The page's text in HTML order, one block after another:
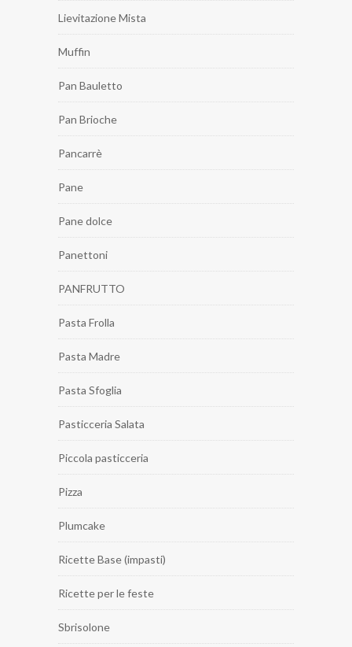
Lievitazione Mista
Muffin
Pan Bauletto
Pan Brioche
Pancarrè
Pane
Pane dolce
Panettoni
PANFRUTTO
Pasta Frolla
Pasta Madre
Pasta Sfoglia
Pasticceria Salata
Piccola pasticceria
Pizza
Plumcake
Ricette Base (impasti)
Ricette per le feste
Sbrisolone